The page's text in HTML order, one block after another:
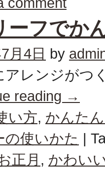
ーフでか
月4日 by
レンジがつ
reading →
い方, かんた
の使いかた |
正月 , かわい